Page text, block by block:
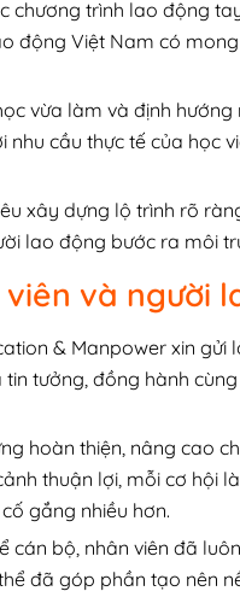
trình lao động
động Việt Nam có
vừa làm và định
cầu thực tế của học
xây dựng lộ trình rõ
lao động bước ra môi
và người
& Manpower xin gửi
tưởng, đồng hành
hoàn thiện, nâng cao
thuận lợi, mỗi cơ hội
gắng nhiều hơn.
bộ, nhân viên đã
đã góp phần tạo nên